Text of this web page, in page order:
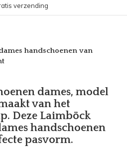
verzending
handschoenen van
dames, model
van het
Deze Laimböck
handschoenen
pasvorm.